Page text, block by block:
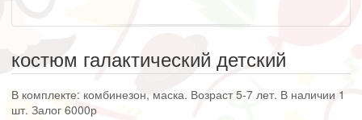
костюм галактический детский
В комплекте: комбинезон, маска. Возраст 5-7 лет. В наличии 1
шт. Залог 6000р